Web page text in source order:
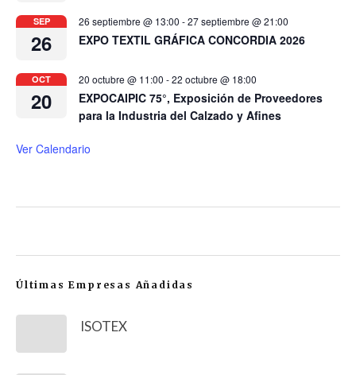
SEP
26
26 septiembre @ 13:00 -27 septiembre @ 21:00
EXPO TEXTIL GRÁFICA CONCORDIA 2026
OCT
20
20 octubre @ 11:00 -22 octubre @ 18:00
EXPOCAIPIC 75°, Exposición de Proveedores
para la Industria del Calzado y Afines
Ver Calendario
Últimas Empresas Añadidas
ISOTEX